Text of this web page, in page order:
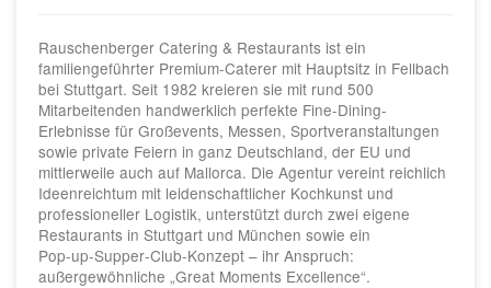
Rauschenberger Catering & Restaurants ist ein
familiengeführter Premium-Caterer mit Hauptsitz in Fellbach
bei Stuttgart. Seit 1982 kreieren sie mit rund 500
Mitarbeitenden handwerklich perfekte Fine-Dining-
Erlebnisse für Großevents, Messen, Sportveranstaltungen
sowie private Feiern in ganz Deutschland, der EU und
mittlerweile auch auf Mallorca. Die Agentur vereint reichlich
Ideenreichtum mit leidenschaftlicher Kochkunst und
professioneller Logistik, unterstützt durch zwei eigene
Restaurants in Stuttgart und München sowie ein
Pop‑up‑Supper‑Club‑Konzept – ihr Anspruch:
außergewöhnliche „Great Moments Excellence“.